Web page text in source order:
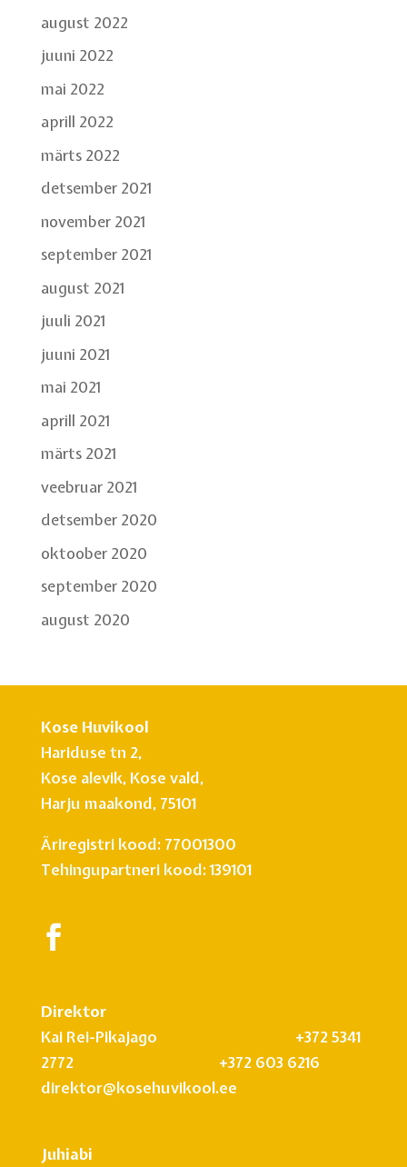
august 2022
juuni 2022
mai 2022
aprill 2022
märts 2022
detsember 2021
november 2021
september 2021
august 2021
juuli 2021
juuni 2021
mai 2021
aprill 2021
märts 2021
veebruar 2021
detsember 2020
oktoober 2020
september 2020
august 2020
Kose Huvikool
Hariduse tn 2,
Kose alevik, Kose vald,
Harju maakond, 75101
Äriregistri kood: 77001300
Tehingupartneri kood: 139101
Direktor
Kai Rei-Pikajago +372 5341
2772 +372 603 6216
direktor@kosehuvikool.ee
Juhiabi